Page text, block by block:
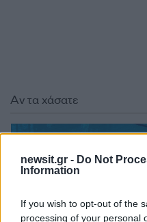
newsit.gr - Do Not
Information
If you wish to opt-out of the
processing of your personal
Αν τα χάσατε